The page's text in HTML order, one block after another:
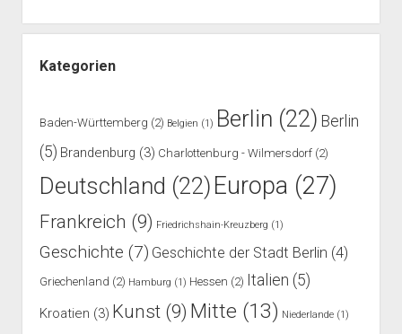
Kategorien
Baden-Württemberg (2) Belgien (1) Berlin (22) Berlin
(5) Brandenburg (3) Charlottenburg - Wilmersdorf(2)
Deutschland (22) Europa (27)
Frankreich (9) Friedrichshain-Kreuzberg (1)
Geschichte (7) Geschichte der Stadt Berlin (4)
Griechenland (2) Hamburg (1) Hessen (2) Italien (5)
Kroatien (3) Kunst(9) Mitte (13) Niederlande(1)